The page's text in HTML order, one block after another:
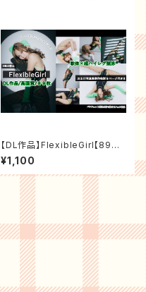
【DL作品】FlexibleGirl【89枚
＋写真集制作秘話9ページ】
¥1,100